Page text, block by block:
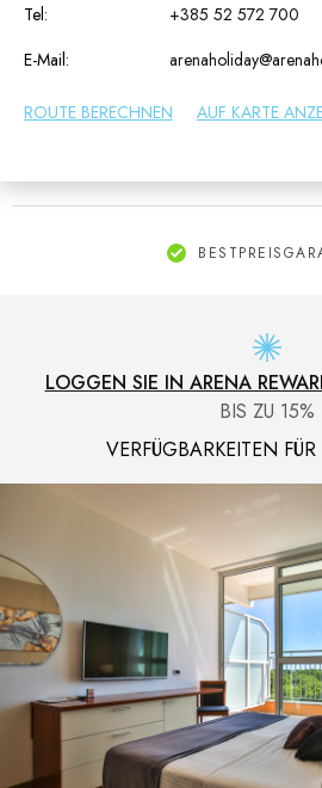
Tel:
+385 52 572 700
E-Mail:
ROUTE BERECHNEN AUF KARTE
LOGGEN SIE IN ARENA
BIS ZU 15%
VERFÜGBARKEITEN